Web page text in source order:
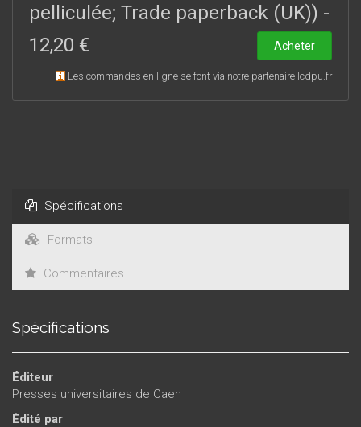
représentation des troupes espagnoles de Charles V à
Bologne (Juan Carlos d’Amico), image dérisoire des
Américains vainqueurs et non pas libérateurs dans La Pelle
de Malaparte (Mariella Colin). Les trois derniers articles
portent sur des auteurs et des textes littéraires : les
personnages féminins structurent aussi bien les romans de
permettent de découvrir la vérité – réelle, symbolique ou
imaginaire – du Moi.
pelliculée; Trade paperback (UK)) -
12,20 €
Acheter
Les commandes en ligne se font via notre partenaire lcdpu.fr
Spécifications
Formats
Commentaires
Spécifications
Éditeur
Presses universitaires de Caen
Édité par